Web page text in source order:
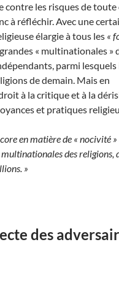
contre les risques de toute
à réfléchir. Avec une
élargie à tous les «
« multinationales »
parmi lesquels
de demain. Mais en
à la critique et à la
et pratiques
en matière de « nocivité
des religions,
»
des